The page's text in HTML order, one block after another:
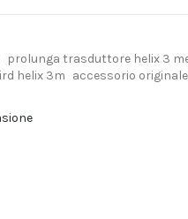
prolunga trasduttore helix 3
helix 3m accessorio